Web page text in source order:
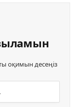
оқимын десеңіз